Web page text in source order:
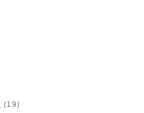
(19)